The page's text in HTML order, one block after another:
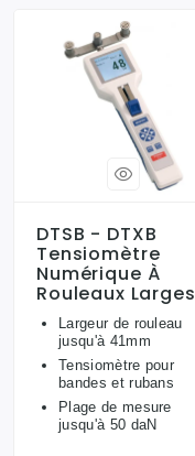
DTSB - DTXB
Tensiomètre
Numérique À
Rouleaux Larges
Largeur de rouleau
jusqu'à 41mm
Tensiomètre pour
bandes et rubans
Plage de mesure
jusqu'à 50 daN